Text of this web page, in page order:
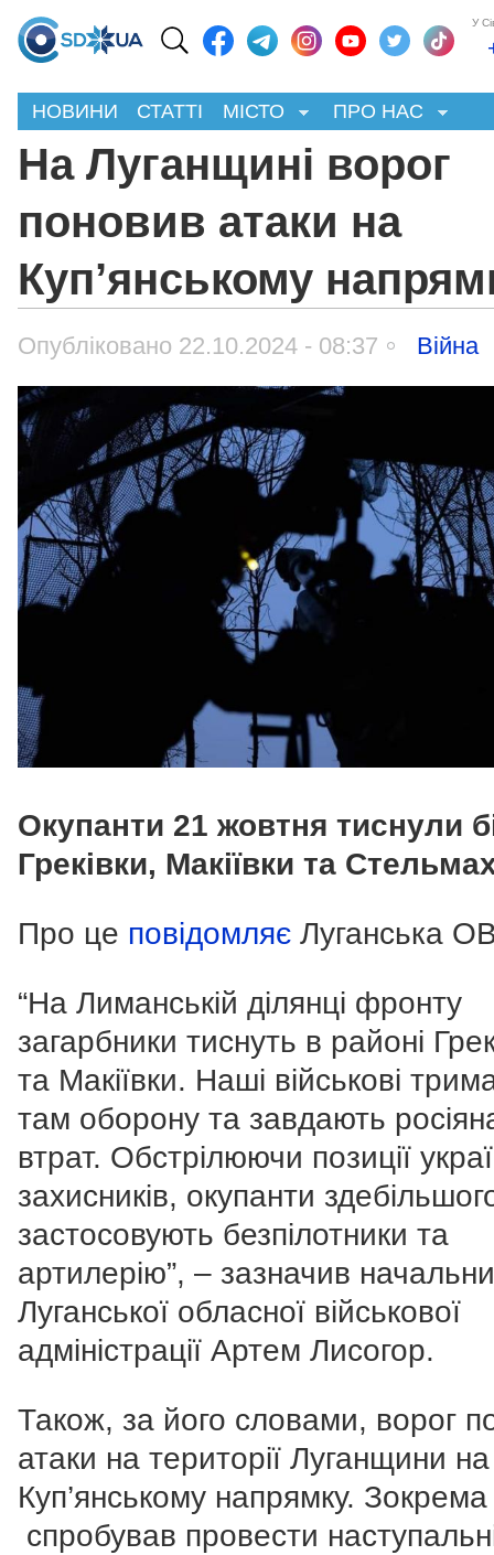
У
НОВИНИ СТАТТІ МІСТО ПРО НАС
На Луганщині ворог
поновив атаки на
Куп’янському
Опубліковано 22.10.2024 - 08:37 Війна
Окупанти 21 жовтня тиснули
Греківки, Макіївки та
Про це повідомляє Луганська
“На Лиманській ділянці фронту
загарбники тиснуть в районі
та Макіївки. Наші військові
там оборону та завдають
втрат. Обстрілюючи позиції
захисників, окупанти
застосовують безпілотники та
артилерію”, – зазначив
Луганської обласної військової
адміністрації Артем Лисогор.
Також, за його словами, ворог
атаки на території Луганщини на
Куп’янському напрямку.
спробував провести наступальні